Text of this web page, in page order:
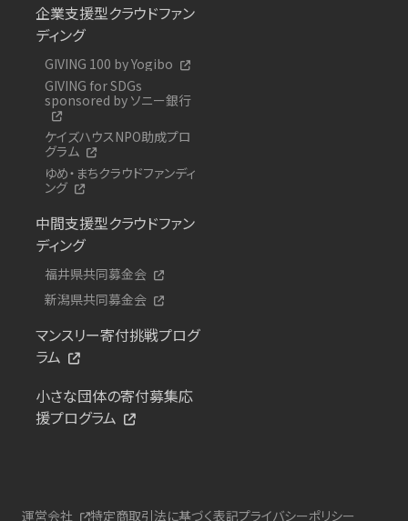
企業支援型クラウドファン
ディング
GIVING 100 by Yogibo
GIVING for SDGs
sponsored by ソニー銀行
ケイズハウスNPO助成プロ
グラム
ゆめ・まちクラウドファンディ
ング
中間支援型クラウドファン
ディング
福井県共同募金会
新潟県共同募金会
マンスリー寄付挑戦プログ
ラム
小さな団体の寄付募集応
援プログラム
運営会社 特定商取引法に基づく表記プライバシーポリシー